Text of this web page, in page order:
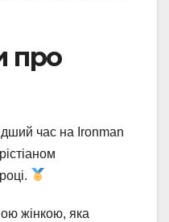
про
час на Ironman
жінкою, яка